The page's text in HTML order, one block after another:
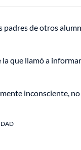
padres de otros
que llamó a
inconsciente,